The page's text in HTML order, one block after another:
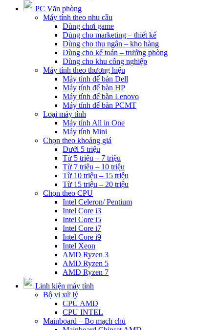
PC Văn phòng
Máy tính theo nhu cầu
Dùng chơi game
Dùng cho marketing – thiết kế
Dùng cho thu ngân – kho hàng
Dùng cho kế toán – trưởng phòng
Dùng cho khu công nghiệp
Máy tính theo thương hiệu
Máy tính để bàn Dell
Máy tính để bàn HP
Máy tính để bàn Lenovo
Máy tính để bàn PCMT
Loại máy tính
Máy tính All in One
Máy tính Mini
Chọn theo khoảng giá
Dưới 5 triệu
Từ 5 triệu – 7 triệu
Từ 7 triệu – 10 triệu
Từ 10 triệu – 15 triệu
Từ 15 triệu – 20 triệu
Chọn theo CPU
Intel Celeron/ Pentium
Intel Core i3
Intel Core i5
Intel Core i7
Intel Core i9
Intel Xeon
AMD Ryzen 3
AMD Ryzen 5
AMD Ryzen 7
Linh kiện máy tính
Bộ vi xử lý
CPU AMD
CPU INTEL
Mainboard – Bo mạch chủ